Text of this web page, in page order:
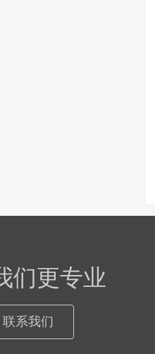
们更专业
联系我们